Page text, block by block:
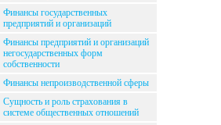
Финансы государственных
предприятий и организаций
Финансы предприятий и организаций
негосударственных форм
собственности
Финансы непроизводственной сферы
Сущность и роль страхования в
системе общественных отношений